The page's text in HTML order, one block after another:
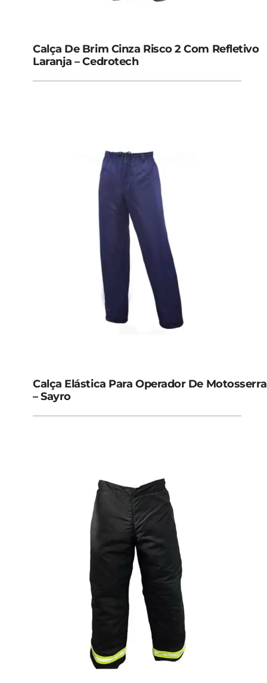
Calça De Brim Cinza Risco 2 Com Refletivo
Laranja – Cedrotech
Calça Elástica Para Operador De Motosserra
– Sayro